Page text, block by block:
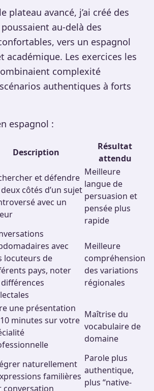
plateau avancé, j’ai créé des
au-delà des
vers un espagnol
académique. Les exercices les
complexité
authentiques à forts
espagnol :
Description
Résultat
attendu
et défendre
côtés d’un sujet
avec un
Meilleure
langue de
persuasion et
pensée plus
rapide
avec
locuteurs de
pays, noter
différences
Meilleure
compréhension
des variations
régionales
une présentation
minutes sur votre
Maîtrise du
vocabulaire de
domaine
naturellement
familières
conversation
Parole plus
authentique,
plus “native-